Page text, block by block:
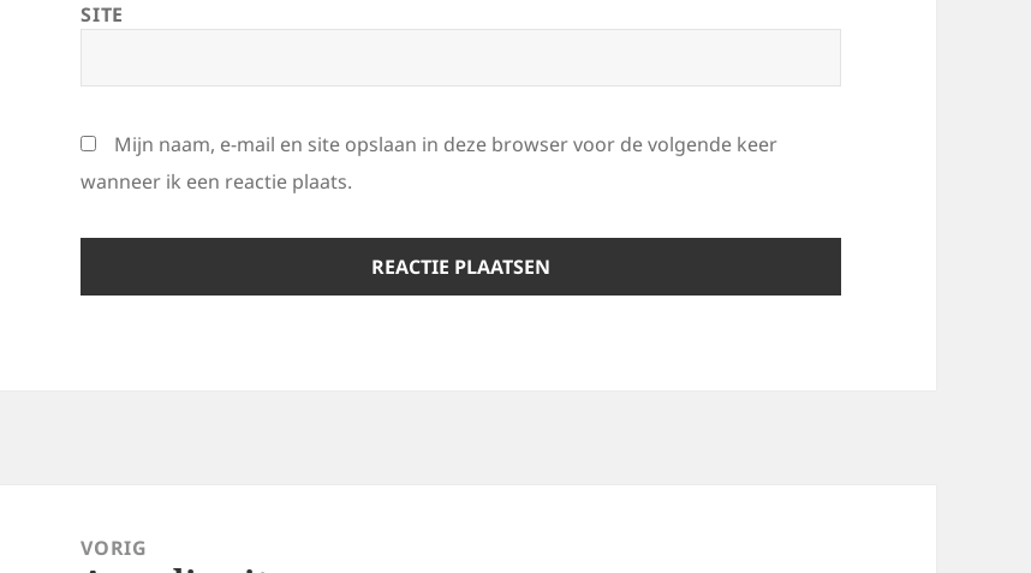
SITE
Mijn naam, e-mail en site opslaan in deze browser voor de volgende keer
wanneer ik een reactie plaats.
navigatieVORIG